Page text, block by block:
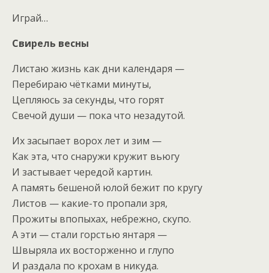
Играй…
Свирель весны
Листаю жизнь как дни календаря —
Перебираю чётками минуты,
Цепляюсь за секунды, что горят
Свечой души — пока что незадутой.
Их засыпает ворох лет и зим —
Как эта, что снаружи кружит вьюгу
И застывает чередой картин.
А память бешеной юлой бежит по кругу
Листов — какие-то пропали зря,
Прожиты впопыхах, небрежно, скупо.
А эти — стали горстью янтаря —
Швыряла их восторженно и глупо
И раздала по крохам в никуда.